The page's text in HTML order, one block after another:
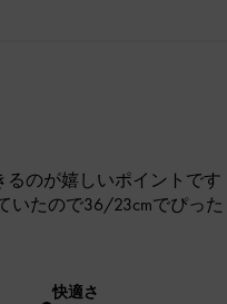
のが嬉しいポイントです
たので36/23cmでぴった
快適さ